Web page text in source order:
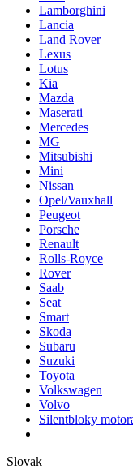
Lamborghini
Lancia
Land Rover
Lexus
Lotus
Kia
Mazda
Maserati
Mercedes
MG
Mitsubishi
Mini
Nissan
Opel/Vauxhall
Peugeot
Porsche
Renault
Rolls-Royce
Rover
Saab
Seat
Smart
Skoda
Subaru
Suzuki
Toyota
Volkswagen
Volvo
Silentbloky
Slovak